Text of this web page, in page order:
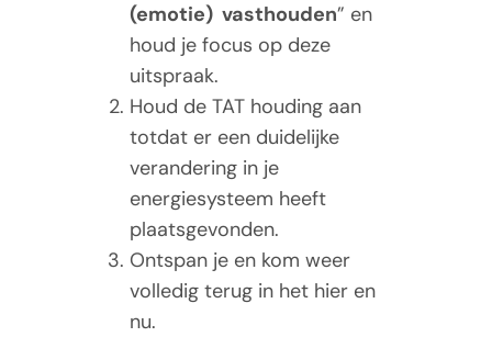
(emotie) vasthouden” en
houd je focus op deze
uitspraak.
Houd de TAT houding aan
totdat er een duidelijke
verandering in je
energiesysteem heeft
plaatsgevonden.
Ontspan je en kom weer
volledig terug in het hier en
nu.